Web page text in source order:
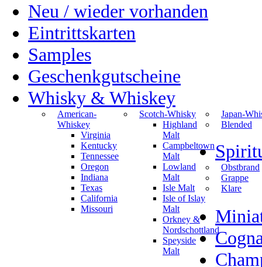
Neu / wieder vorhanden
Eintrittskarten
Samples
Geschenkgutscheine
Whisky & Whiskey
American-
Whiskey
Virginia
Kentucky
Tennessee
Oregon
Indiana
Texas
California
Missouri
Scotch-Whisky
Highland
Malt
Campbeltown
Malt
Lowland
Malt
Isle Malt
Isle of Islay
Malt
Orkney &
Nordschottland
Speyside
Malt
Japan-
Blended
Obstbrand
Grappe
Klare